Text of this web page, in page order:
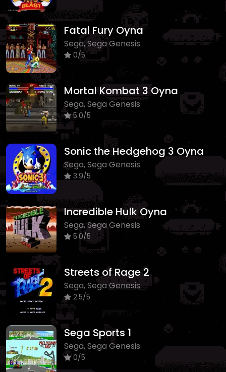
Fatal Fury Oyna
Sega, Sega Genesis
0/5
Mortal Kombat 3 Oyna
Sega, Sega Genesis
5.0/5
Sonic the Hedgehog 3 Oyna
Sega, Sega Genesis
3.9/5
Incredible Hulk Oyna
Sega, Sega Genesis
5.0/5
Streets of Rage 2
Sega, Sega Genesis
2.5/5
Sega Sports 1
Sega, Sega Genesis
0/5